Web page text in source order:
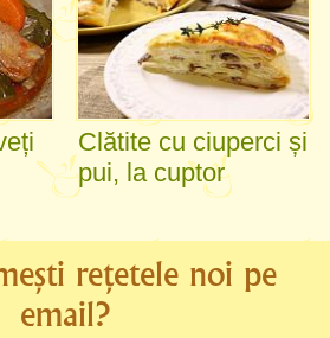
Clătite cu ciuperci și
pui, la cuptor
rețetele noi pe
email?